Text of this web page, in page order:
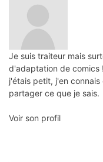
Je suis traiteur mais
d'adaptation de comics
j'étais petit, j'en
partager ce que je sais.
Voir son profil